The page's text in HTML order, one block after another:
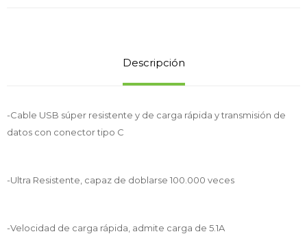
Descripción
-Cable USB súper resistente y de carga rápida y transmisión de
datos con conector tipo C
-Ultra Resistente, capaz de doblarse 100.000 veces
-Velocidad de carga rápida, admite carga de 5.1A